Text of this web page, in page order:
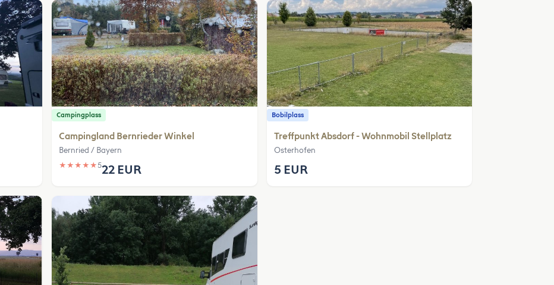
Campingplass
Campingland Bernrieder Winkel
Bernried / Bayern
★ ★ ★ ★ ★522 EUR
Bobilplass
Treffpunkt Absdorf - Wohnmobil Stellplatz
Osterhofen
5 EUR